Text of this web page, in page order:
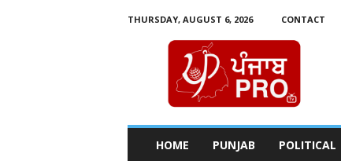
THURSDAY, AUGUST 6, 2026
CONTACT
HOME PUNJAB POLITICAL